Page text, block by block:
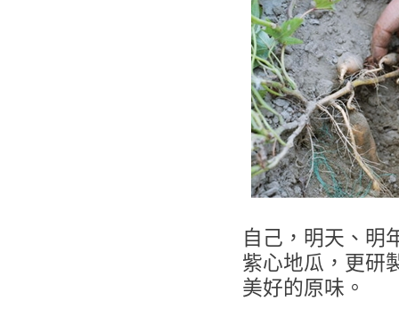
自己，明天、明
紫心地瓜，更研
美好的原味。